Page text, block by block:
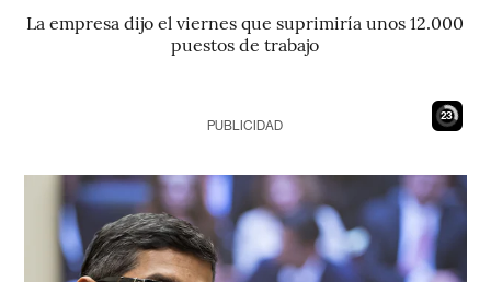
La empresa dijo el viernes que suprimiría unos 12.000
puestos de trabajo
22
PUBLICIDAD